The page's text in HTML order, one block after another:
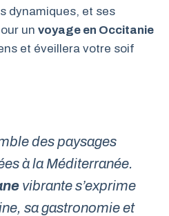
dynamiques, et ses
un voyage en Occitanie
et éveillera votre soif
des paysages
à la Méditerranée.
vibrante s’exprime
sa gastronomie et